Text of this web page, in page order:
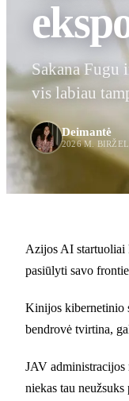
Sakana
vis labiau
Deimantė
2026 M.
Azijos AI startuoliai
pasiūlyti savo
Kinijos kibernetinio
bendrovė tvirtina,
JAV
niekas tau